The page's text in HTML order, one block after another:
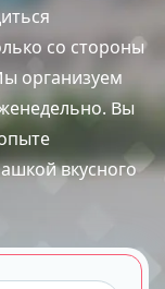
со стороны
организуем
Вы
вкусного